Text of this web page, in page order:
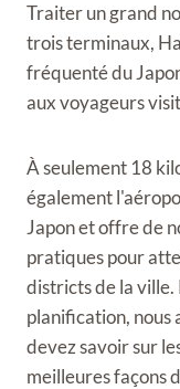
Traiter un grand
trois terminaux,
fréquenté du
aux voyageurs
À seulement 18
également
Japon et offre de
pratiques pour
districts de la
planification, nous
devez savoir sur
meilleures façons